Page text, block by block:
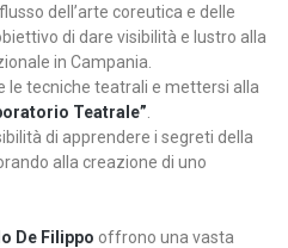
dell’arte coreutica e delle
di dare visibilità e lustro alla
in Campania.
le tecniche teatrali e mettersi alla
Teatrale”
di apprendere i segreti della
alla creazione di uno
De Filippo offrono una vasta